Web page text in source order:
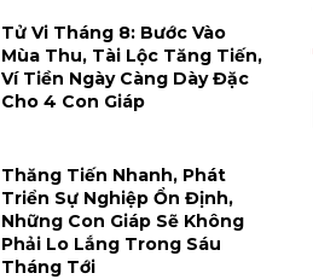
Tử Vi Tháng 8: Bước Vào
Mùa Thu, Tài Lộc Tăng Tiến,
Ví Tiền Ngày Càng Dày Đặc
Cho 4 Con Giáp
Thăng Tiến Nhanh, Phát
Triển Sự Nghiệp Ổn Định,
Những Con Giáp Sẽ Không
Phải Lo Lắng Trong Sáu
Tháng Tới